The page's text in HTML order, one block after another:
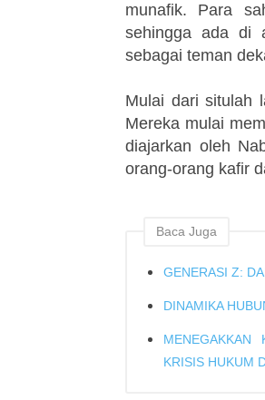
munafik. Para
sehingga ada di
sebagai teman
Mulai dari situlah
Mereka mulai
diajarkan oleh
orang-orang kafir
Baca Juga
GENERASI Z:
DINAMIKA
MENEGAKKAN
KRISIS HUKUM